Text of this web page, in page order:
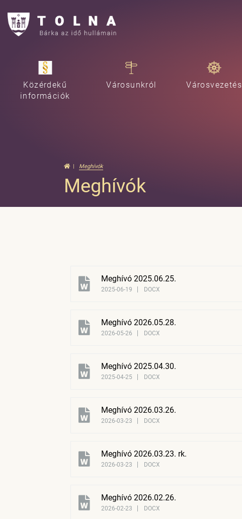
Közérdekű
információk
Városunkról Városvezetés
Meghívók
Meghívók
Meghívó 2025.06.25.
2025-06-19 DOCX
Meghívó 2026.05.28.
2026-05-26 DOCX
Meghívó 2025.04.30.
2025-04-25 DOCX
Meghívó 2026.03.26.
2026-03-23 DOCX
Meghívó 2026.03.23. rk.
2026-03-23 DOCX
Meghívó 2026.02.26.
2026-02-23 DOCX